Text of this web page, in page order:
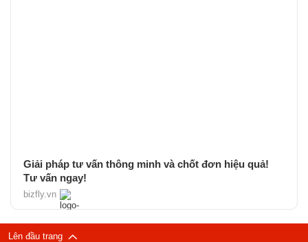
Giải pháp tư vấn thông minh và chốt đơn hiệu quả!
Tư vấn ngay!
bizfly.vn
Lên đầu trang